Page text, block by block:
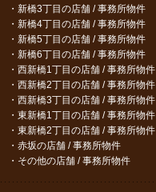
新橋3丁目の店舗 / 事務所物件
新橋4丁目の店舗 / 事務所物件
新橋5丁目の店舗 / 事務所物件
新橋6丁目の店舗 / 事務所物件
西新橋1丁目の店舗 / 事務所物件
西新橋2丁目の店舗 / 事務所物件
西新橋3丁目の店舗 / 事務所物件
東新橋1丁目の店舗 / 事務所物件
東新橋2丁目の店舗 / 事務所物件
赤坂の店舗 / 事務所物件
その他の店舗 / 事務所物件